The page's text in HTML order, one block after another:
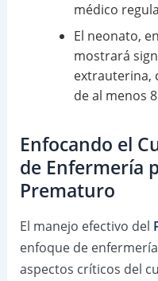
médico
El neonato,
mostrará
extrauterina,
de al menos
Enfocando el
de Enfermería
Prematuro
El manejo efectivo del
enfoque de
aspectos críticos del